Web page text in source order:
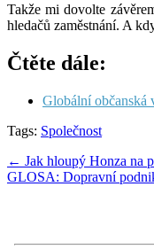
Takže mi dovolte
hledačů zaměstnání. A
Čtěte dále:
Globální občanská
Tags: Společnost
Post
navigation
← Jak hloupý Honza na
GLOSA: Dopravní